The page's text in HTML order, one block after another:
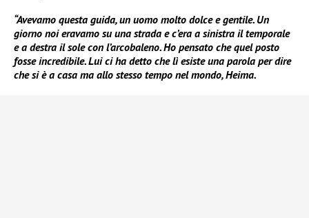
“Avevamo questa guida, un uomo molto dolce e gentile. Un
giorno noi eravamo su una strada e c’era a sinistra il temporale
e a destra il sole con l’arcobaleno. Ho pensato che quel posto
fosse incredibile. Lui ci ha detto che lì esiste una parola per dire
che si è a casa ma allo stesso tempo nel mondo, Heima.